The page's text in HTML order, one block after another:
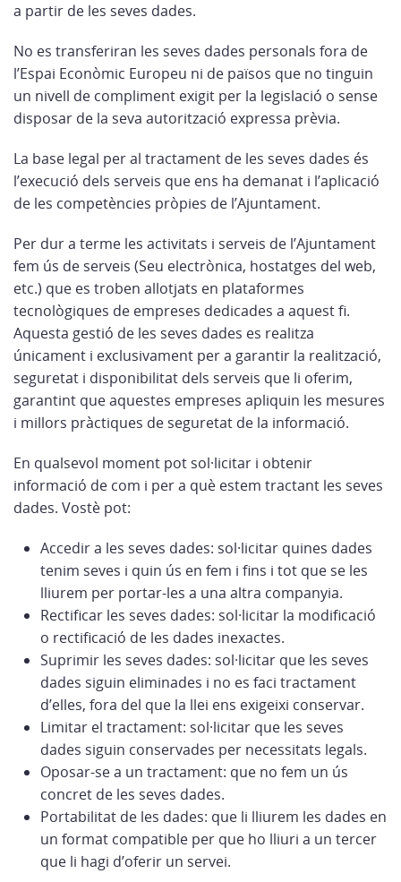
a partir de les seves dades.
No es transferiran les seves dades personals fora de
l’Espai Econòmic Europeu ni de països que no tinguin
un nivell de compliment exigit per la legislació o sense
disposar de la seva autorització expressa prèvia.
La base legal per al tractament de les seves dades és
l’execució dels serveis que ens ha demanat i l’aplicació
de les competències pròpies de l’Ajuntament.
Per dur a terme les activitats i serveis de l’Ajuntament
fem ús de serveis (Seu electrònica, hostatges del web,
etc.) que es troben allotjats en plataformes
tecnològiques de empreses dedicades a aquest fi.
Aquesta gestió de les seves dades es realitza
únicament i exclusivament per a garantir la realització,
seguretat i disponibilitat dels serveis que li oferim,
garantint que aquestes empreses apliquin les mesures
i millors pràctiques de seguretat de la informació.
En qualsevol moment pot sol·licitar i obtenir
informació de com i per a què estem tractant les seves
dades. Vostè pot:
Accedir a les seves dades: sol·licitar quines dades
tenim seves i quin ús en fem i fins i tot que se les
lliurem per portar-les a una altra companyia.
Rectificar les seves dades: sol·licitar la modificació
o rectificació de les dades inexactes.
Suprimir les seves dades: sol·licitar que les seves
dades siguin eliminades i no es faci tractament
d’elles, fora del que la llei ens exigeixi conservar.
Limitar el tractament: sol·licitar que les seves
dades siguin conservades per necessitats legals.
Oposar-se a un tractament: que no fem un ús
concret de les seves dades.
Portabilitat de les dades: que li lliurem les dades en
un format compatible per que ho lliuri a un tercer
que li hagi d’oferir un servei.